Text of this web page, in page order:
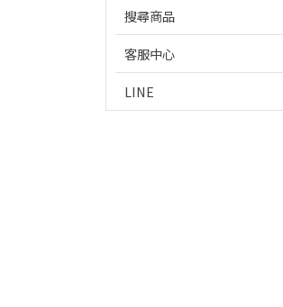
搜尋商品
客服中心
LINE